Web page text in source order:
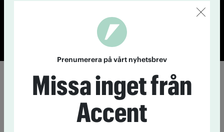
© Tidningen Accent 2026
Personuppgiftspolicy
Prenumerera på vårt nyhetsbrev
Missa inget från
Accent